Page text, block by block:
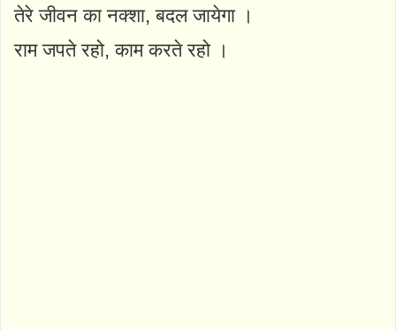
तेरे जीवन का नक्शा, बदल जायेगा ।
राम जपते रहो, काम करते रहो ।